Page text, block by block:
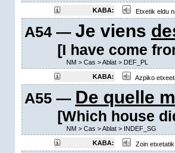
KABA:
Etxetik eldu
A54 — Je viens
[I have come
NM> Cas >Ablat> DEF_PL
KABA:
Azpiko
A55 — De quelle
[Which house
NM> Cas >Ablat> INDEF_SG
KABA:
Zoin